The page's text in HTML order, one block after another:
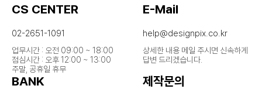
CS CENTER
02-2651-1091
업무시간 : 오전 09:00 ~ 18:00
점심시간 : 오후 12:00 ~ 13:00
주말, 공휴일 휴무
E-Mail
help@designpix.co.kr
상세한 내용 메일 주시면 신속하게
답변 드리겠습니다.
BANK 제작문의